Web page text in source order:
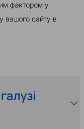
фактором у
вашого сайту в